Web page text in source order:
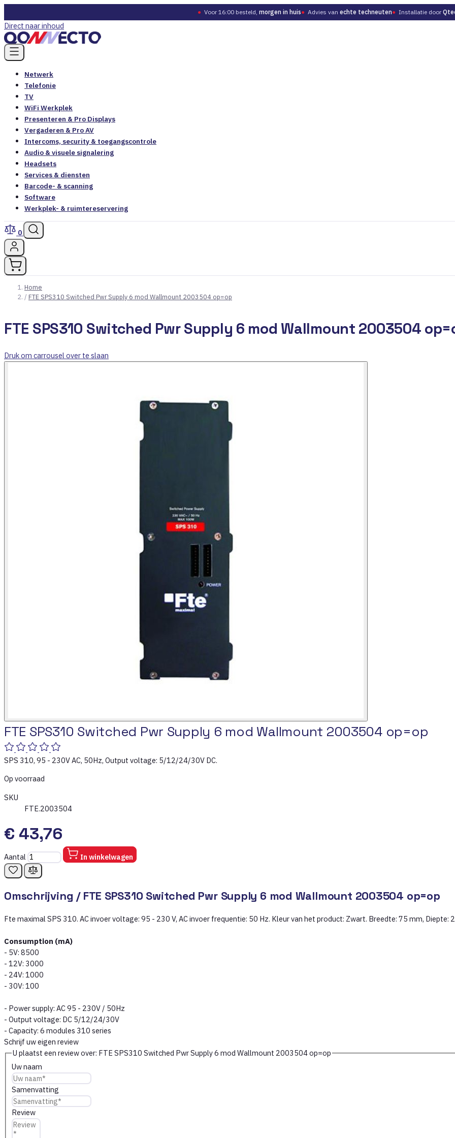
● Voor 16:00 besteld, morgen in huis● Advies van echte techneuten● Installatie door
Direct naar inhoud
Netwerk
Telefonie
TV
WiFi Werkplek
Presenteren & Pro Displays
Vergaderen & Pro AV
Intercoms, security & toegangscontrole
Audio & visuele signalering
Headsets
Services & diensten
Barcode- & scanning
Software
Werkplek- & ruimtereservering
0
Home
/ FTE SPS310 Switched Pwr Supply 6 mod Wallmount 2003504 op=op
FTE SPS310 Switched Pwr Supply 6 mod Wallmount 2003504
Druk om carrousel over te slaan
FTE SPS310 Switched Pwr Supply 6 mod Wallmount 2003504 op=op
SPS 310, 95 - 230V AC, 50Hz, Output voltage: 5/12/24/30V DC.
Op voorraad
SKU
FTE.2003504
€ 43,76
Aantal In winkelwagen
Omschrijving / FTE SPS310 Switched Pwr Supply 6 mod Wallmount 2003504 op=op
Fte maximal SPS 310. AC invoer voltage: 95 - 230 V, AC invoer frequentie: 50 Hz. Kleur van het product: Zwart. Breedte: 75 mm,
Consumption (mA)
- 5V: 8500
- 12V: 3000
- 24V: 1000
- 30V: 100
- Power supply: AC 95 - 230V / 50Hz
- Output voltage: DC 5/12/24/30V
- Capacity: 6 modules 310 series
Schrijf uw eigen review
U plaatst een review over: FTE SPS310 Switched Pwr Supply 6 mod Wallmount 2003504 op=op
Uw naam
Samenvatting
Review